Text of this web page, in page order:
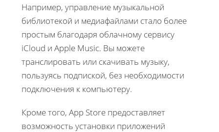
Например, управление музыкальной
библиотекой и медиафайлами стало более
простым благодаря облачному сервису
iCloud и Apple Music. Вы можете
транслировать или скачивать музыку,
пользуясь подпиской, без необходимости
подключения к компьютеру.
Кроме того, App Store предоставляет
возможность установки приложений